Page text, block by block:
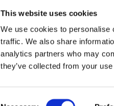
This website uses cookies
We use cookies to personalise
traffic. We also share
analytics partners who may
they’ve collected from your